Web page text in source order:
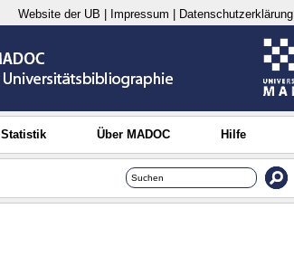
Website der UB Impressum Datenschutzerklärung
Statistik Über MADOC Hilfe